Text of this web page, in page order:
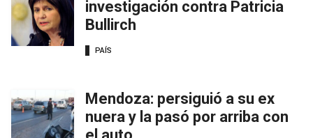
investigación contra Patricia
Bullirch
PAÍS
Mendoza: persiguió a su ex
nuera y la pasó por arriba con